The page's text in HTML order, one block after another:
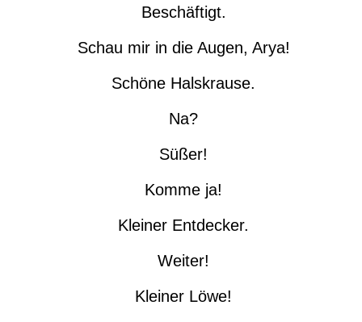
Beschäftigt.
Schau mir in die Augen, Arya!
Schöne Halskrause.
Na?
Süßer!
Komme ja!
Kleiner Entdecker.
Weiter!
Kleiner Löwe!